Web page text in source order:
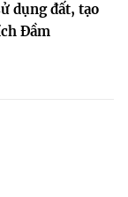
dụng đất, tạo
Đầm